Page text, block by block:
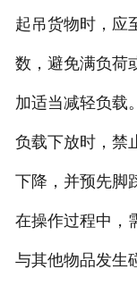
起吊货物时，应
数，避免满负荷
加适当减轻负载。
负载下放时，禁
下降，并预先脚
在操作过程中，
与其他物品发生